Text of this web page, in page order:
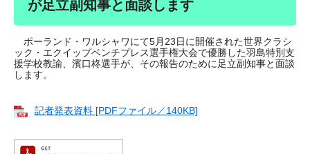
が足立副知事と面談します
ポーランド・ワルシャワにて5月23日に開催された世界クラシ
ック・エクイップベンチプレス選手権大会で優勝した羽島特別支
援学校教諭、濱口柊選手が、その報告のために足立副知事と面談
します。
記者発表資料 [PDFファイル／140KB]